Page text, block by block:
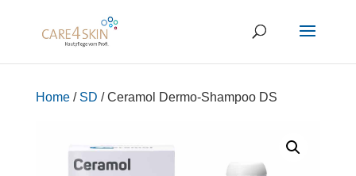
Home/ SD / Ceramol Dermo-Shampoo DS